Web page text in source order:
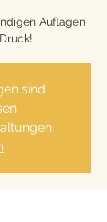
Auflagen
sind